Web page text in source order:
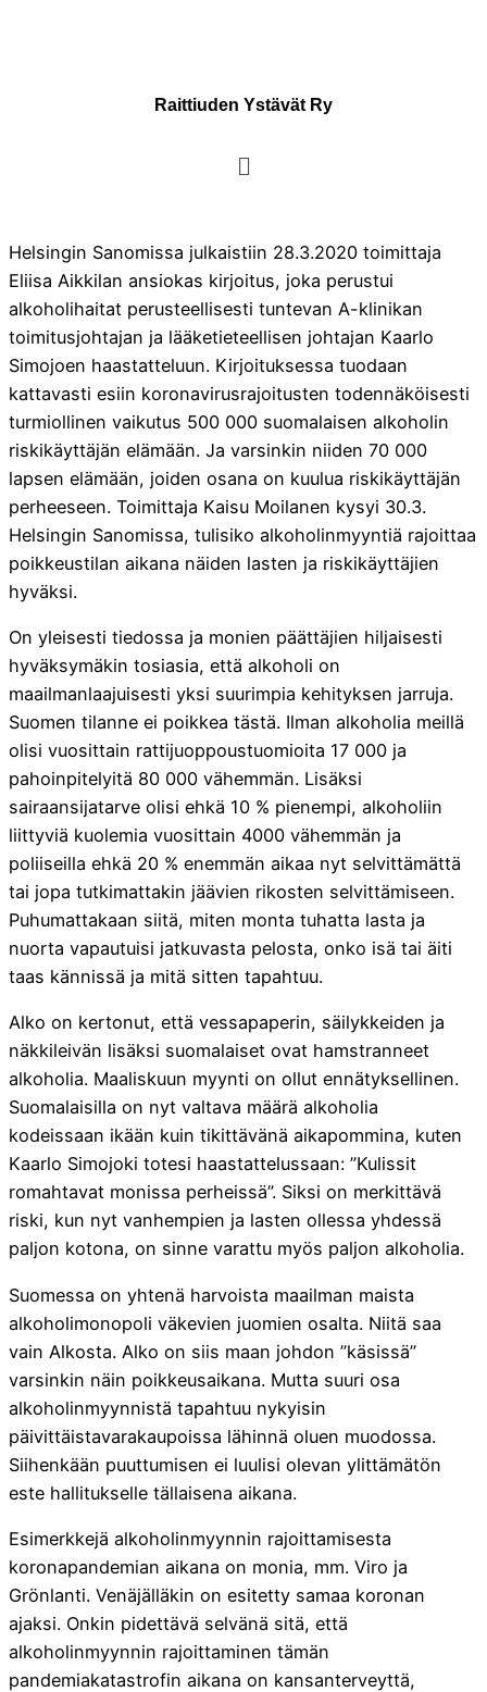
Raittiuden Ystävät Ry
Helsingin Sanomissa julkaistiin 28.3.2020 toimittaja
Eliisa Aikkilan ansiokas kirjoitus, joka perustui
alkoholihaitat perusteellisesti tuntevan A-klinikan
toimitusjohtajan ja lääketieteellisen johtajan Kaarlo
Simojoen haastatteluun. Kirjoituksessa tuodaan
kattavasti esiin koronavirusrajoitusten todennäköisesti
turmiollinen vaikutus 500 000 suomalaisen alkoholin
riskikäyttäjän elämään. Ja varsinkin niiden 70 000
lapsen elämään, joiden osana on kuulua riskikäyttäjän
perheeseen. Toimittaja Kaisu Moilanen kysyi 30.3.
Helsingin Sanomissa, tulisiko alkoholinmyyntiä rajoittaa
poikkeustilan aikana näiden lasten ja riskikäyttäjien
hyväksi.
On yleisesti tiedossa ja monien päättäjien hiljaisesti
hyväksymäkin tosiasia, että alkoholi on
maailmanlaajuisesti yksi suurimpia kehityksen jarruja.
Suomen tilanne ei poikkea tästä. Ilman alkoholia meillä
olisi vuosittain rattijuoppoustuomioita 17 000 ja
pahoinpitelyitä 80 000 vähemmän. Lisäksi
sairaansijatarve olisi ehkä 10 % pienempi, alkoholiin
liittyviä kuolemia vuosittain 4000 vähemmän ja
poliiseilla ehkä 20 % enemmän aikaa nyt selvittämättä
tai jopa tutkimattakin jäävien rikosten selvittämiseen.
Puhumattakaan siitä, miten monta tuhatta lasta ja
nuorta vapautuisi jatkuvasta pelosta, onko isä tai äiti
taas kännissä ja mitä sitten tapahtuu.
Alko on kertonut, että vessapaperin, säilykkeiden ja
näkkileivän lisäksi suomalaiset ovat hamstranneet
alkoholia. Maaliskuun myynti on ollut ennätyksellinen.
Suomalaisilla on nyt valtava määrä alkoholia
kodeissaan ikään kuin tikittävänä aikapommina, kuten
Kaarlo Simojoki totesi haastattelussaan: ”Kulissit
romahtavat monissa perheissä”. Siksi on merkittävä
riski, kun nyt vanhempien ja lasten ollessa yhdessä
paljon kotona, on sinne varattu myös paljon alkoholia.
Suomessa on yhtenä harvoista maailman maista
alkoholimonopoli väkevien juomien osalta. Niitä saa
vain Alkosta. Alko on siis maan johdon ”käsissä”
varsinkin näin poikkeusaikana. Mutta suuri osa
alkoholinmyynnistä tapahtuu nykyisin
päivittäistavarakaupoissa lähinnä oluen muodossa.
Siihenkään puuttumisen ei luulisi olevan ylittämätön
este hallitukselle tällaisena aikana.
Esimerkkejä alkoholinmyynnin rajoittamisesta
koronapandemian aikana on monia, mm. Viro ja
Grönlanti. Venäjälläkin on esitetty samaa koronan
ajaksi. Onkin pidettävä selvänä sitä, että
alkoholinmyynnin rajoittaminen tämän
pandemiakatastrofin aikana on kansanterveyttä,